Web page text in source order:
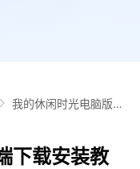
我的休闲时光电脑版P
攻略
下载安装教